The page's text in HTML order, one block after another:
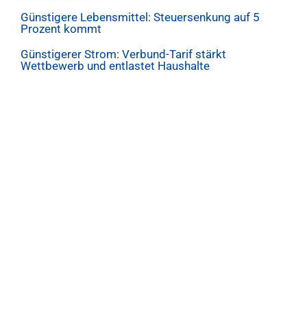
Günstigere Lebensmittel: Steuersenkung auf 5
Prozent kommt
Günstigerer Strom: Verbund-Tarif stärkt
Wettbewerb und entlastet Haushalte